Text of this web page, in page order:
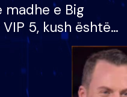
madhe e Big
5, kush është
parë që lë shtëpinë
mundësinë për
çmimin e madh